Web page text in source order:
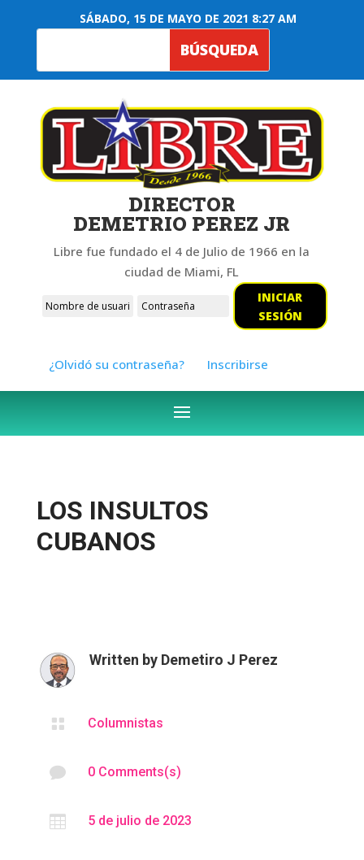
SÁBADO, 15 DE MAYO DE 2021 8:27 AM
DIRECTOR
DEMETRIO PEREZ JR
Libre fue fundado el 4 de Julio de 1966 en la
ciudad de Miami, FL
INICIAR
SESIÓN
¿Olvidó su contraseña? Inscribirse
LOS INSULTOS
CUBANOS
Written by Demetiro J Perez
 Columnistas
 0 Comments(s)
 5 de julio de 2023